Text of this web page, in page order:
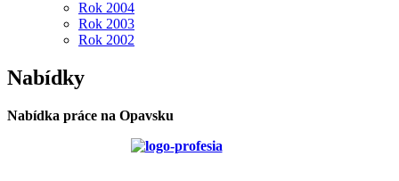
Rok 2004
Rok 2003
Rok 2002
Nabídky
Nabídka práce na Opavsku